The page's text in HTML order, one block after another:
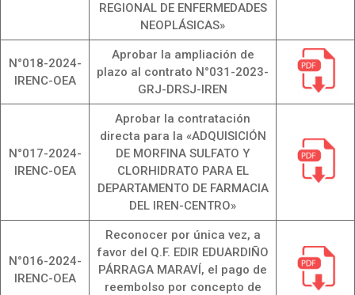
REGIONAL DE ENFERMEDADES
NEOPLÁSICAS»
N°018-2024-
IRENC-OEA
Aprobar la ampliación de
plazo al contrato N°031-2023-
GRJ-DRSJ-IREN
N°017-2024-
IRENC-OEA
Aprobar la contratación
directa para la «ADQUISICIÓN
DE MORFINA SULFATO Y
CLORHIDRATO PARA EL
DEPARTAMENTO DE FARMACIA
DEL IREN-CENTRO»
N°016-2024-
IRENC-OEA
Reconocer por única vez, a
favor del Q.F. EDIR EDUARDIÑO
PÁRRAGA MARAVÍ, el pago de
reembolso por concepto de